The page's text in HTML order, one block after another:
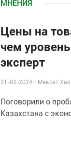
МНЕНИЯ
Цены на
чем
эксперт
21-02-2024– Максат
Поговорили о
Казахстана с